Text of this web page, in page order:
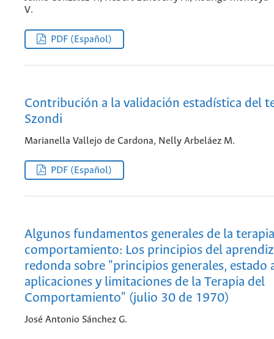
V.
PDF (Español)
Contribución a la validación estadística del
Szondi
Marianella Vallejo de Cardona, Nelly Arbeláez M.
PDF (Español)
Algunos fundamentos generales de la
comportamiento: Los principios del
redonda sobre "principios generales, estado
aplicaciones y limitaciones de la Terapia del
Comportamiento" (julio 30 de 1970)
José Antonio Sánchez G.